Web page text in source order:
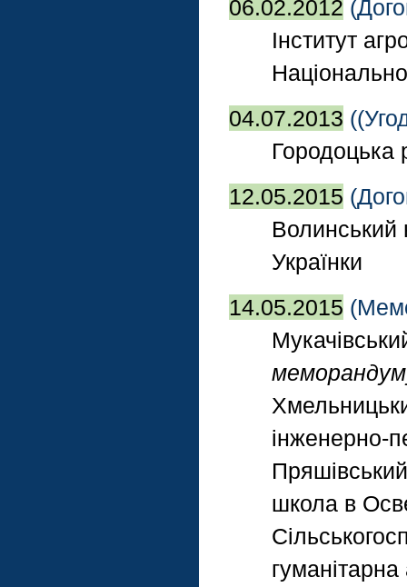
06.02.2012
Інститут
04.07.2013
Городоцька
12.05.2015
Волинський
Українки
14.05.2015
інженерно-
школа в